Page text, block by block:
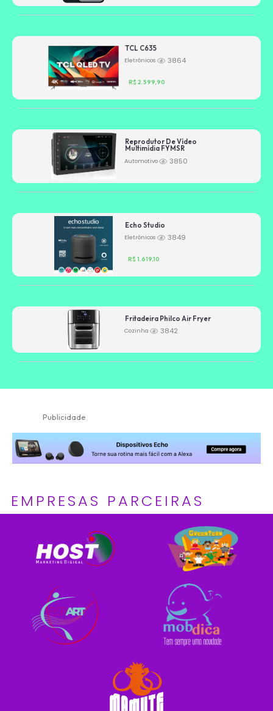
TCL C635
Eletrônicos 3864
R$ 2.599,90
Reprodutor De Vídeo
Multimídia FYMSR
Automotivo 3850
Echo Studio
Eletrônicos 3849
R$ 1.619,10
Fritadeira Philco Air Fryer
Cozinha 3842
Publicidade
EMPRESAS PARCEIRAS